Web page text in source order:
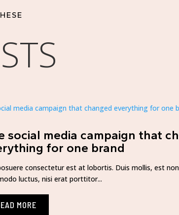
social media campaign that
for one brand
consectetur est at lobortis. Duis mollis, est non
luctus, nisi erat porttitor...
MORE